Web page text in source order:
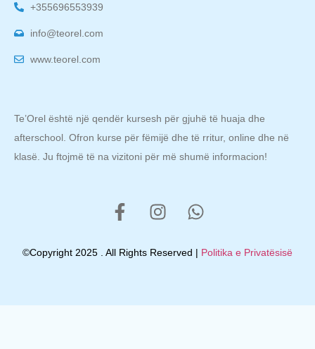
+355696553939
info@teorel.com
www.teorel.com
Te’Orel është një qendër kursesh për gjuhë të huaja dhe
afterschool. Ofron kurse për fëmijë dhe të rritur, online dhe në
klasë. Ju ftojmë të na vizitoni për më shumë informacion!
©Copyright 2025 . All Rights Reserved | Politika e Privatësisë